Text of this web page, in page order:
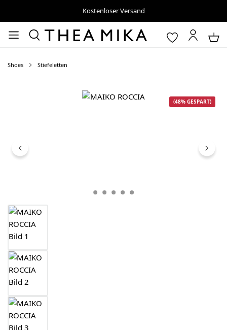
Kostenloser Versand
Shoes Stiefeletten
Bildergalerie überspringen
(48% GESPART)